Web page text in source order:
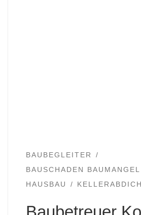
BAUBEGLEITER
BAUSCHADEN BAUMANGEL
HAUSBAU